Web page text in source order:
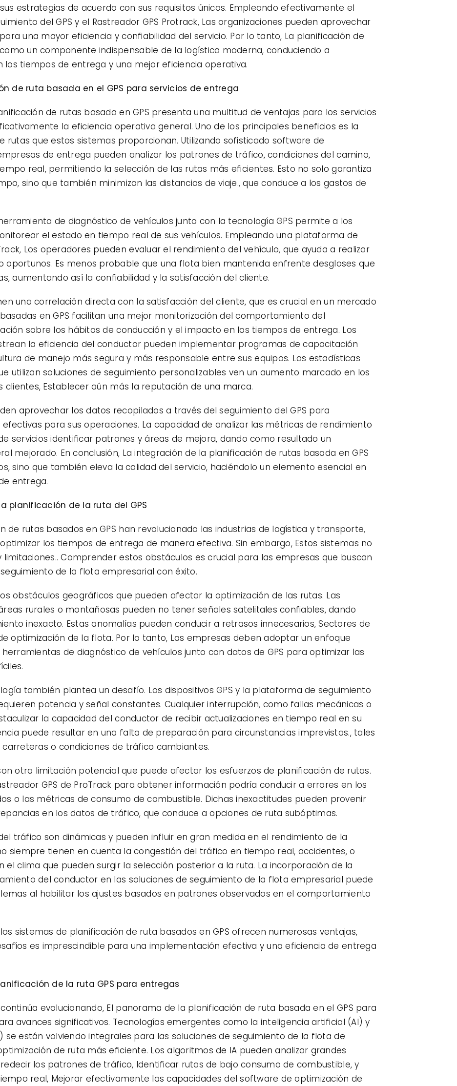
estrategias de acuerdo con sus requisitos únicos. Empleando efectivamente el
del GPS y el Rastreador GPS Protrack, Las organizaciones pueden aprovechar
una mayor eficiencia y confiabilidad del servicio. Por lo tanto, La planificación de
un componente indispensable de la logística moderna, conduciendo a
los tiempos de entrega y una mejor eficiencia operativa.
de ruta basada en el GPS para servicios de entrega
de rutas basada en GPS presenta una multitud de ventajas para los servicios
la eficiencia operativa general. Uno de los principales beneficios es la
rutas que estos sistemas proporcionan. Utilizando sofisticado software de
de entrega pueden analizar los patrones de tráfico, condiciones del camino,
real, permitiendo la selección de las rutas más eficientes. Esto no solo garantiza
sino que también minimizan las distancias de viaje., que conduce a los gastos de
de diagnóstico de vehículos junto con la tecnología GPS permite a los
el estado en tiempo real de sus vehículos. Empleando una plataforma de
Los operadores pueden evaluar el rendimiento del vehículo, que ayuda a realizar
Es menos probable que una flota bien mantenida enfrente desgloses que
aumentando así la confiabilidad y la satisfacción del cliente.
una correlación directa con la satisfacción del cliente, que es crucial en un mercado
en GPS facilitan una mejor monitorización del comportamiento del
sobre los hábitos de conducción y el impacto en los tiempos de entrega. Los
la eficiencia del conductor pueden implementar programas de capacitación
de manejo más segura y más responsable entre sus equipos. Las estadísticas
utilizan soluciones de seguimiento personalizables ven un aumento marcado en los
clientes, Establecer aún más la reputación de una marca.
aprovechar los datos recopilados a través del seguimiento del GPS para
para sus operaciones. La capacidad de analizar las métricas de rendimiento
servicios identificar patrones y áreas de mejora, dando como resultado un
mejorado. En conclusión, La integración de la planificación de rutas basada en GPS
sino que también eleva la calidad del servicio, haciéndolo un elemento esencial en
entrega.
planificación de la ruta del GPS
de rutas basados ​​en GPS han revolucionado las industrias de logística y transporte,
los tiempos de entrega de manera efectiva. Sin embargo, Estos sistemas no
Comprender estos obstáculos es crucial para las empresas que buscan
de la flota empresarial con éxito.
obstáculos geográficos que pueden afectar la optimización de las rutas. Las
rurales o montañosas pueden no tener señales satelitales confiables, dando
inexacto. Estas anomalías pueden conducir a retrasos innecesarios, Sectores de
optimización de la flota. Por lo tanto, Las empresas deben adoptar un enfoque
de diagnóstico de vehículos junto con datos de GPS para optimizar las
también plantea un desafío. Los dispositivos GPS y la plataforma de seguimiento
potencia y señal constantes. Cualquier interrupción, como fallas mecánicas o
la capacidad del conductor de recibir actualizaciones en tiempo real en su
puede resultar en una falta de preparación para circunstancias imprevistas., tales
o condiciones de tráfico cambiantes.
otra limitación potencial que puede afectar los esfuerzos de planificación de rutas.
GPS de ProTrack para obtener información podría conducir a errores en los
o las métricas de consumo de combustible. Dichas inexactitudes pueden provenir
en los datos de tráfico, que conduce a opciones de ruta subóptimas.
tráfico son dinámicas y pueden influir en gran medida en el rendimiento de la
siempre tienen en cuenta la congestión del tráfico en tiempo real, accidentes, o
el clima que pueden surgir la selección posterior a la ruta. La incorporación de la
del conductor en las soluciones de seguimiento de la flota empresarial puede
al habilitar los ajustes basados ​​en patrones observados en el comportamiento
sistemas de planificación de ruta basados ​​en GPS ofrecen numerosas ventajas,
es imprescindible para una implementación efectiva y una eficiencia de entrega
de la ruta GPS para entregas
evolucionando, El panorama de la planificación de ruta basada en el GPS para
avances significativos. Tecnologías emergentes como la inteligencia artificial (AI) y
están volviendo integrales para las soluciones de seguimiento de la flota de
de ruta más eficiente. Los algoritmos de IA pueden analizar grandes
los patrones de tráfico, Identificar rutas de bajo consumo de combustible, y
real, Mejorar efectivamente las capacidades del software de optimización de